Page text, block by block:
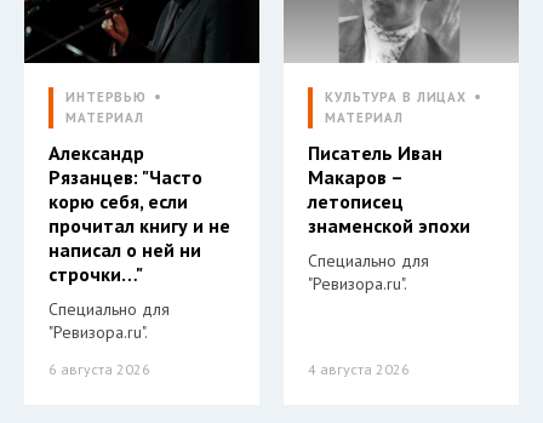
ИНТЕРВЬЮ
МАТЕРИАЛ
Александр
Рязанцев: "Часто
корю себя, если
прочитал книгу и не
написал о ней ни
строчки…"
Специально для
"Ревизора.ru".
6 августа 2026
КУЛЬТУРА В ЛИЦАХ
МАТЕРИАЛ
Писатель Иван
Макаров –
летописец
знаменской эпохи
Специально для
"Ревизора.ru".
4 августа 2026